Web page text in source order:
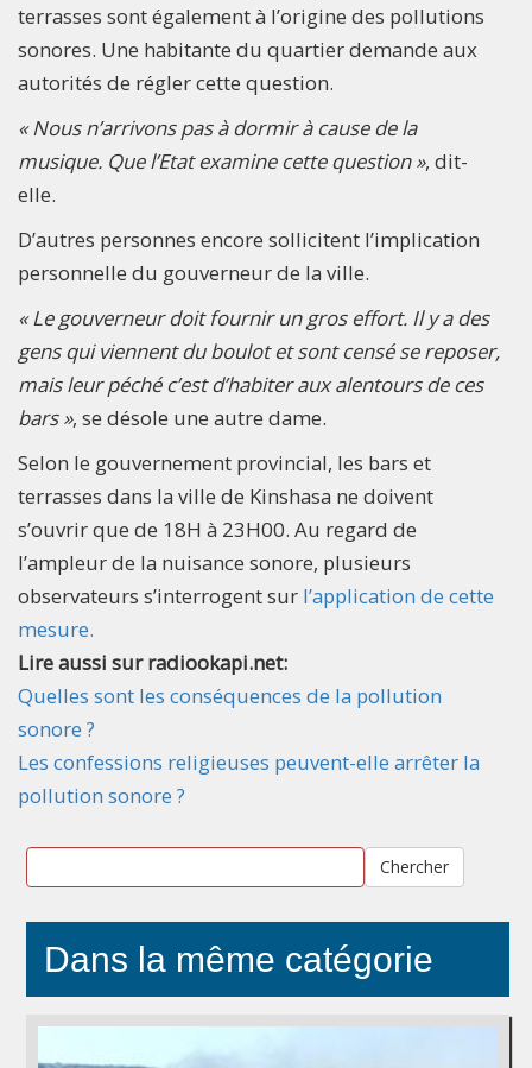
terrasses sont également à l’origine des pollutions
sonores. Une habitante du quartier demande aux
autorités de régler cette question.
« Nous n’arrivons pas à dormir à cause de la
musique. Que l’Etat examine cette question », dit-
elle.
D’autres personnes encore sollicitent l’implication
personnelle du gouverneur de la ville.
« Le gouverneur doit fournir un gros effort. Il y a des
gens qui viennent du boulot et sont censé se reposer,
mais leur péché c’est d’habiter aux alentours de ces
bars », se désole une autre dame.
Selon le gouvernement provincial, les bars et
terrasses dans la ville de Kinshasa ne doivent
s’ouvrir que de 18H à 23H00. Au regard de
l’ampleur de la nuisance sonore, plusieurs
observateurs s’interrogent sur l’application de cette
mesure.
Lire aussi sur radiookapi.net:
Quelles sont les conséquences de la pollution
sonore ?
Les confessions religieuses peuvent-elle arrêter la
pollution sonore ?
Chercher
Dans la même catégorie